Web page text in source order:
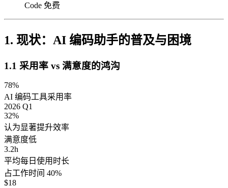
Code 免费
1. 现状：AI 编码助手的普及与困境
1.1 采用率 vs 满意度的鸿沟
78%
AI 编码工具采用率
2026 Q1
32%
认为显著提升效率
满意度低
3.2h
平均每日使用时长
占工作时间 40%
$18